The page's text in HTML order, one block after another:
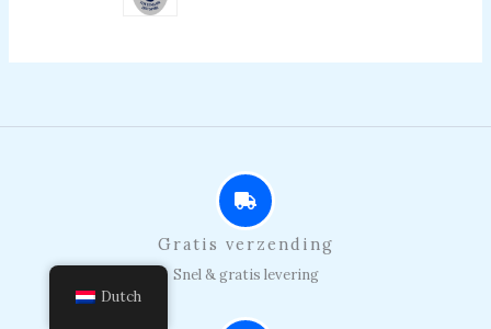
Gratis verzending
Snel & gratis levering
Dutch